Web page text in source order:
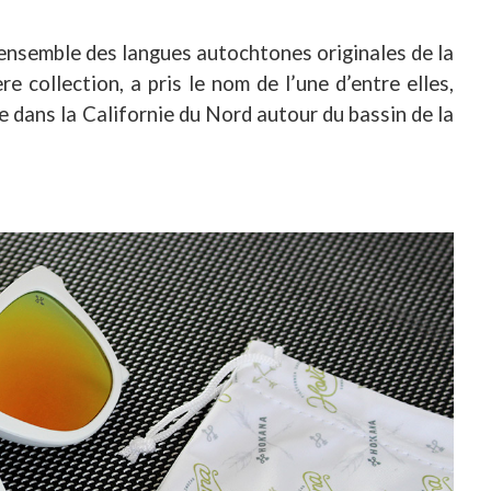
des langues autochtones originales de la
collection, a pris le nom de l’une d’entre elles,
dans la Californie du Nord autour du bassin de la